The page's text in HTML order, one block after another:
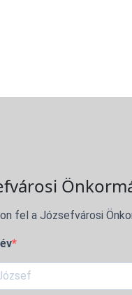
fel a Józsefvárosi